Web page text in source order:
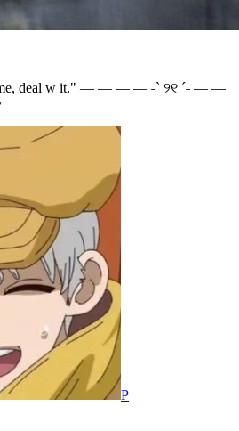
me, deal w it." — — — — ˗ˋ ୨୧ ˊ˗ — —
P